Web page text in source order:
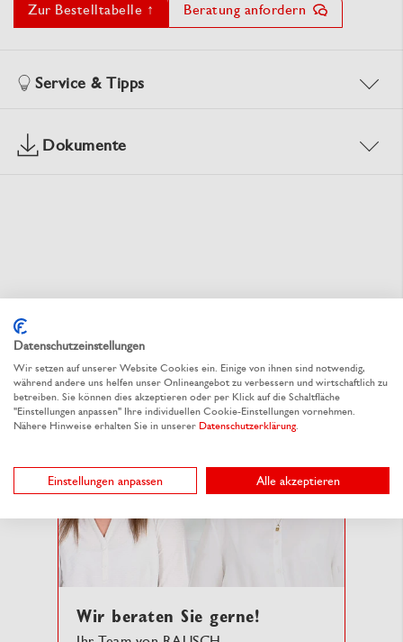
Zur Bestelltabelle ↑ Beratung anfordern
Service & Tipps
Dokumente
Wir beraten Sie gerne!
Datenschutzeinstellungen
Wir setzen auf unserer Website Cookies ein. Einige von ihnen sind notwendig,
während andere uns helfen unser Onlineangebot zu verbessern und wirtschaftlich zu
betreiben. Sie können dies akzeptieren oder per Klick auf die Schaltfläche
"Einstellungen anpassen" Ihre individuellen Cookie-Einstellungen vornehmen.
Nähere Hinweise erhalten Sie in unserer Datenschutzerklärung
Einstellungen anpassen Alle akzeptieren